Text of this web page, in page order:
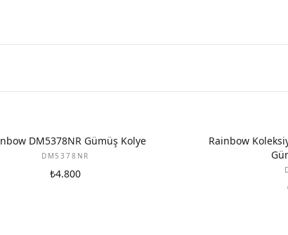
DM5378NR Gümüş Kolye
DM5378NR
₺4.800
Rainbow